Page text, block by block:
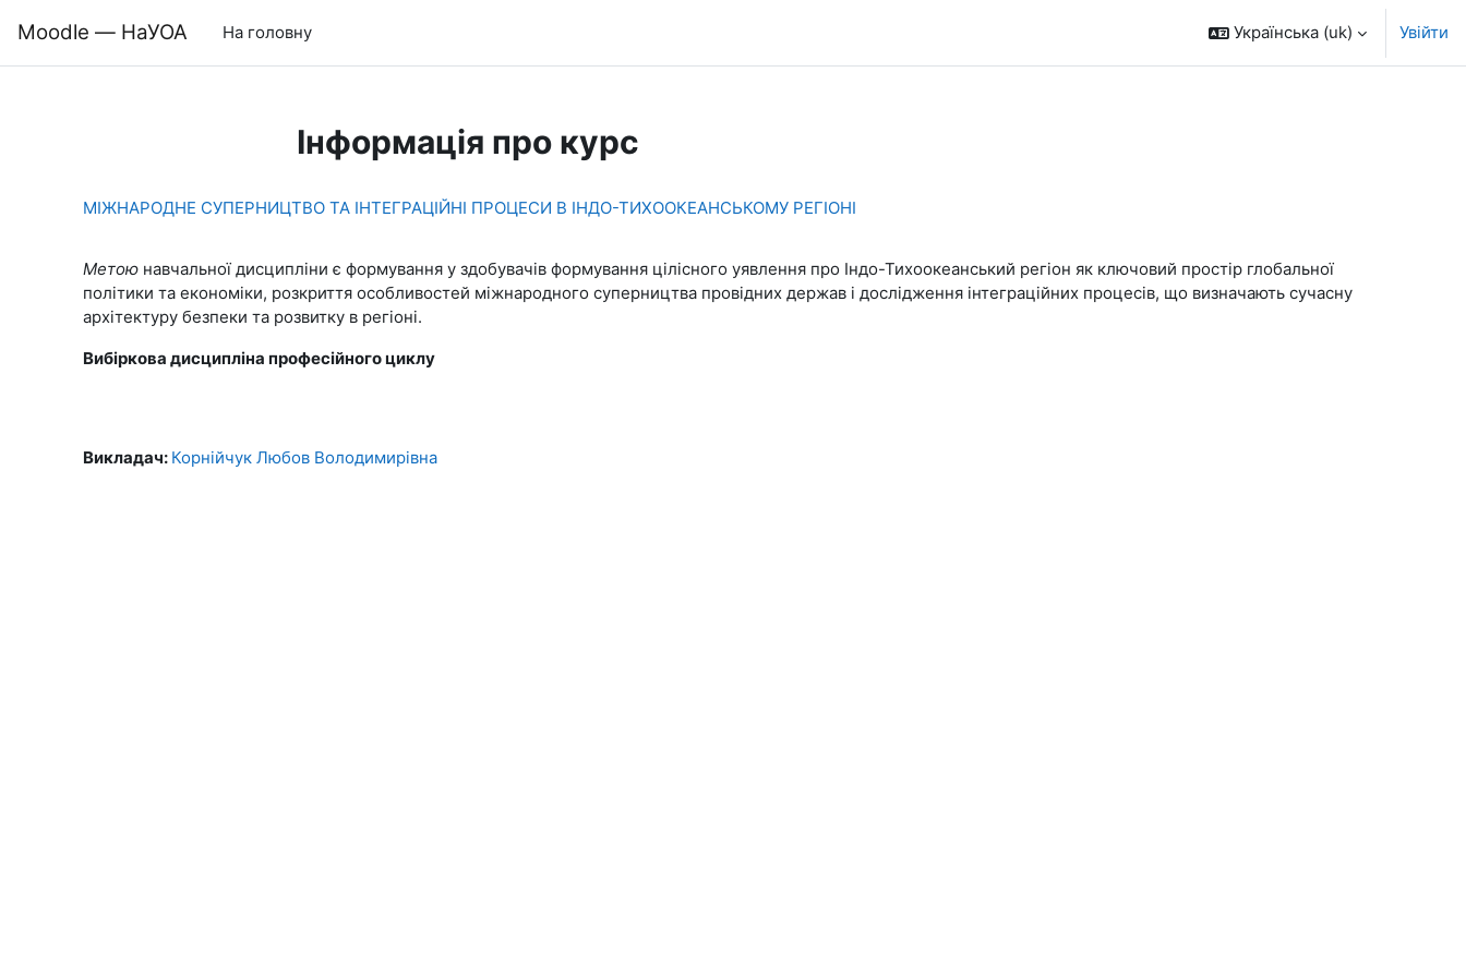
Moodle — НаУОА На головну Українська ‎(uk)‎ Увійти
Інформація про курс
МІЖНАРОДНЕ СУПЕРНИЦТВО ТА ІНТЕГРАЦІЙНІ ПРОЦЕСИ В ІНДО-ТИХООКЕАНСЬКОМУ РЕГІОНІ
Метою навчальної дисципліни є формування у здобувачів формування цілісного уявлення про Індо-Тихоокеанський регіон як ключовий простір глобальної
політики та економіки, розкриття особливостей міжнародного суперництва провідних держав і дослідження інтеграційних процесів, що визначають сучасну
архітектуру безпеки та розвитку в регіоні.
Вибіркова дисципліна професійного циклу
Викладач: Корнійчук Любов Володимирівна